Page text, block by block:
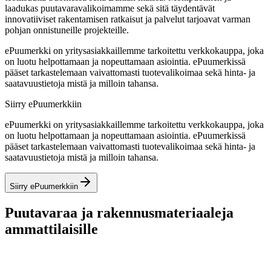
laadukas puutavaravalikoimamme sekä sitä täydentävät
innovatiiviset rakentamisen ratkaisut ja palvelut tarjoavat varman
pohjan onnistuneille projekteille.
ePuumerkki on yritysasiakkaillemme tarkoitettu verkkokauppa, joka
on luotu helpottamaan ja nopeuttamaan asiointia. ePuumerkissä
pääset tarkastelemaan vaivattomasti tuotevalikoimaa sekä hinta- ja
saatavuustietoja mistä ja milloin tahansa.
Siirry ePuumerkkiin
ePuumerkki on yritysasiakkaillemme tarkoitettu verkkokauppa, joka
on luotu helpottamaan ja nopeuttamaan asiointia. ePuumerkissä
pääset tarkastelemaan vaivattomasti tuotevalikoimaa sekä hinta- ja
saatavuustietoja mistä ja milloin tahansa.
Siirry ePuumerkkiin
Puutavaraa ja rakennusmateriaaleja
ammattilaisille